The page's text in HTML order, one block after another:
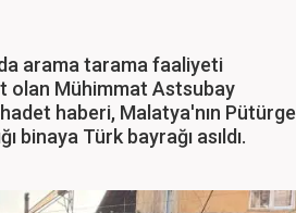
arama tarama faaliyeti
olan Mühimmat Astsubay
haberi, Malatya'nın Pütürge
binaya Türk bayrağı asıldı.